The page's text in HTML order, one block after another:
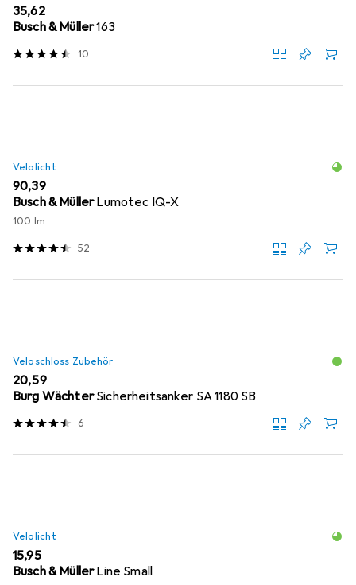
EUR
35,62
Busch & Müller163
10
Velolicht
EUR
90,39
Busch & MüllerLumotec IQ-X
100 lm
52
Veloschloss Zubehör
EUR
20,59
Burg Wächter Sicherheitsanker SA 1180 SB
6
Velolicht
EUR
15,95
Busch & MüllerLine Small